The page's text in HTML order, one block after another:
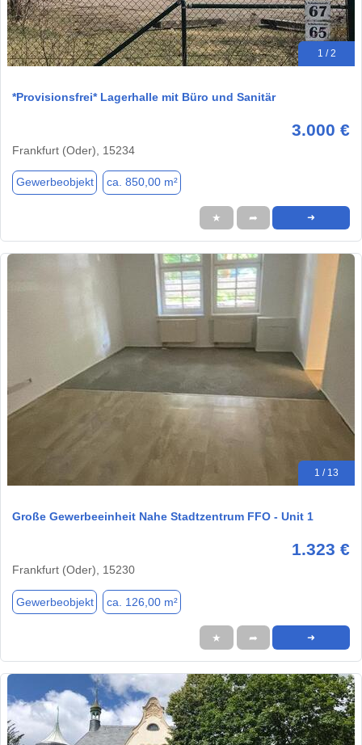
1 / 2
*Provisionsfrei* Lagerhalle mit Büro und Sanitär
3.000 €
Frankfurt (Oder), 15234
Gewerbeobjekt ca. 850,00 m²
★ ➦ ➜
1 / 13
Große Gewerbeeinheit Nahe Stadtzentrum FFO - Unit 1
1.323 €
Frankfurt (Oder), 15230
Gewerbeobjekt ca. 126,00 m²
★ ➦ ➜